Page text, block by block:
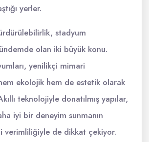
yerler.
stadyum
olan iki büyük konu.
yenilikçi mimari
ekolojik hem de estetik olarak
teknolojiyle donatılmış yapılar,
iyi bir deneyim sunmanın
verimliliğiyle de dikkat çekiyor.